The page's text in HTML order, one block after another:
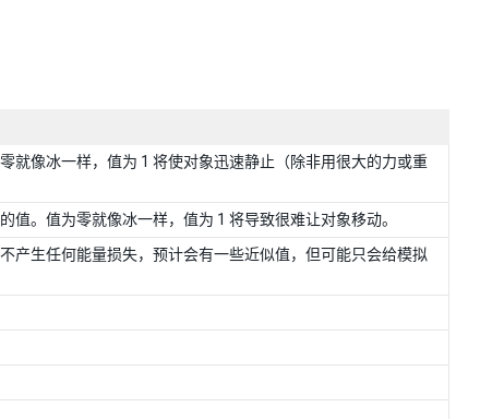
就像冰一样，值为 1 将使对象迅速静止（除非用很大的力或重
值。值为零就像冰一样，值为 1 将导致很难让对象移动。
产生任何能量损失，预计会有一些近似值，但可能只会给模拟